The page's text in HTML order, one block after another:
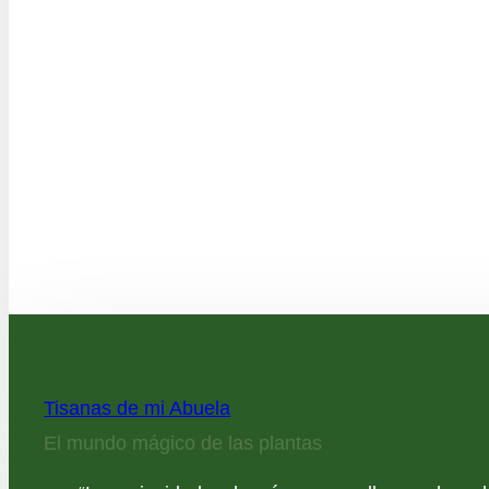
Tisanas de mi Abuela
El mundo mágico de las plantas